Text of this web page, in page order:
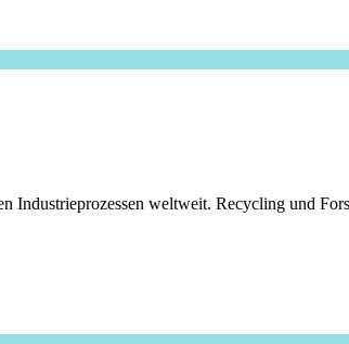
weltweit. Recycling und